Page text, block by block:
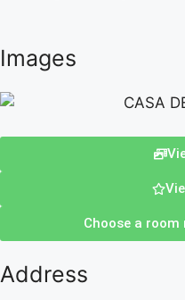
Images
Choose a room
Address